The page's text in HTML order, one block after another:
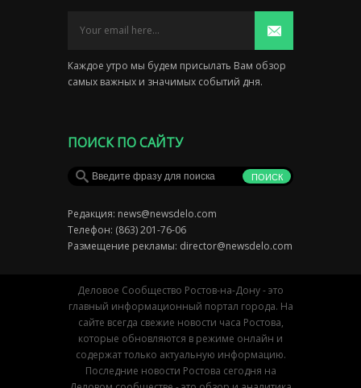
Каждое утро мы будем присылать Вам обзор
самых важных и значимых событий дня.
ПОИСК ПО САЙТУ
Редакция: news@newsdelo.com
Телефон: (863) 201-76-06
Размещение рекламы: director@newsdelo.com
Деловое Сообщество Ростов-на-Дону - это
главный информационный портал города. На
сайте всегда свежие новости часа Ростова,
которые обновляются в режиме онлайн и
содержат только актуальную информацию.
Последние новости Ростова сегодня на